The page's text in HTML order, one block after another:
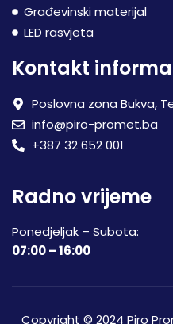
Građevinski materijal
LED rasvjeta
Kontakt
Poslovna zona Bukva,
info@piro-promet.ba
+387 32 652 001
Radno vrijeme
Ponedjeljak – Subota:
07:00 – 16:00
Copyright © 2024 Piro